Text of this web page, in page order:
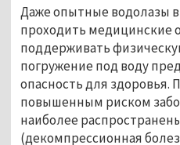
Даже опытные водолазы
проходить медицинские
поддерживать
погружение под воду
опасность для здоровья.
повышенным риском
наиболее
(декомпрессионная